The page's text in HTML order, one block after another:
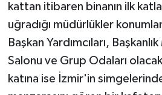
kattan itibaren binanın ilk
uğradığı müdürlükler
Başkan Yardımcıları,
Salonu ve Grup Odaları
katına ise İzmir'in